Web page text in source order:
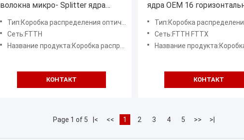
волокна микро- Splitter ядра
IP65 FTTX на открытом воздухе
Тип:Коробка распределения оптического волокна
Сеть:FTTH
Название продукта:Коробка распределения волокна оптически
КОНТАКТ
ядра OEM 16
терминальная для дома
Тип:Коробка распределения
Сеть:FTTH FTTX
Название продукта:Коробка волокна оптически
КОНТАКТ
Page 1 of 5 |< << 1 2 3 4 5 >> >|